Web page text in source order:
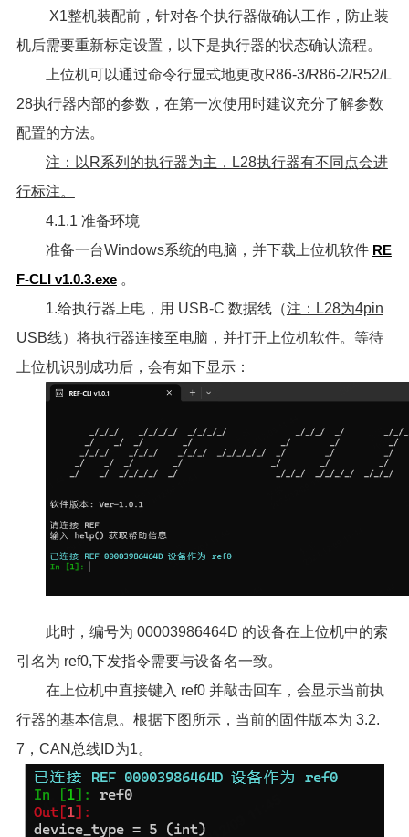
X1整机装配前，针对各个执行器做确认工作，防止装
机后需要重新标定设置，以下是执行器的状态确认流程。
上位机可以通过命令行显式地更改R86-3/R86-2/R52/L
28执行器内部的参数，在第一次使用时建议充分了解参数
配置的方法。
注：以R系列的执行器为主，L28执行器有不同点会进
行标注。
4.1.1 准备环境
准备一台Windows系统的电脑，并下载上位机软件 RE
F-CLI v1.0.3.exe。
1.给执行器上电，用 USB-C 数据线（注：L28为4pin
USB线）将执行器连接至电脑，并打开上位机软件。等待
上位机识别成功后，会有如下显示：
此时，编号为 00003986464D 的设备在上位机中的索
引名为 ref0,下发指令需要与设备名一致。
在上位机中直接键入 ref0 并敲击回车，会显示当前执
行器的基本信息。根据下图所示，当前的固件版本为 3.2.
7，CAN总线ID为1。